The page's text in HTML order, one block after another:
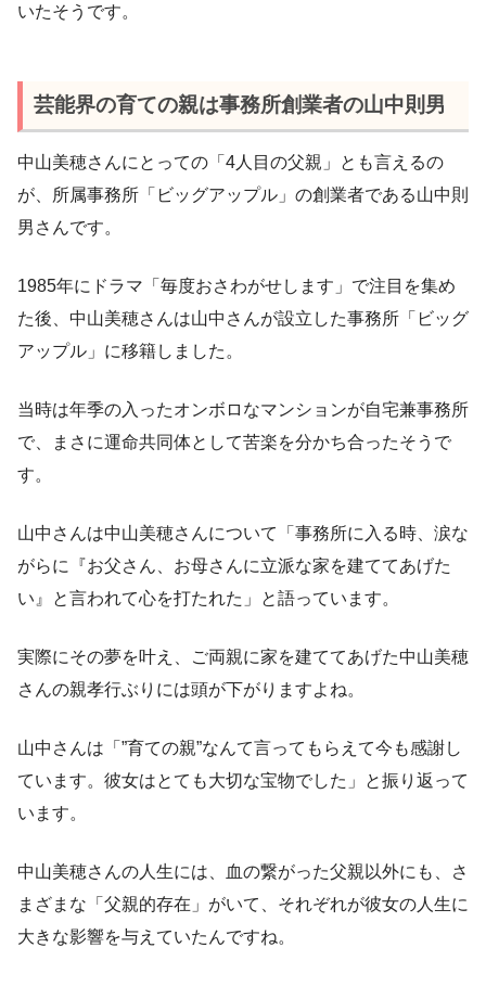
いたそうです。
芸能界の育ての親は事務所創業者の山中則男
中山美穂さんにとっての「4人目の父親」とも言えるの
が、所属事務所「ビッグアップル」の創業者である山中則
男さんです。
1985年にドラマ「毎度おさわがせします」で注目を集め
た後、中山美穂さんは山中さんが設立した事務所「ビッグ
アップル」に移籍しました。
当時は年季の入ったオンボロなマンションが自宅兼事務所
で、まさに運命共同体として苦楽を分かち合ったそうで
す。
山中さんは中山美穂さんについて「事務所に入る時、涙な
がらに『お父さん、お母さんに立派な家を建ててあげた
い』と言われて心を打たれた」と語っています。
実際にその夢を叶え、ご両親に家を建ててあげた中山美穂
さんの親孝行ぶりには頭が下がりますよね。
山中さんは「”育ての親”なんて言ってもらえて今も感謝し
ています。彼女はとても大切な宝物でした」と振り返って
います。
中山美穂さんの人生には、血の繋がった父親以外にも、さ
まざまな「父親的存在」がいて、それぞれが彼女の人生に
大きな影響を与えていたんですね。